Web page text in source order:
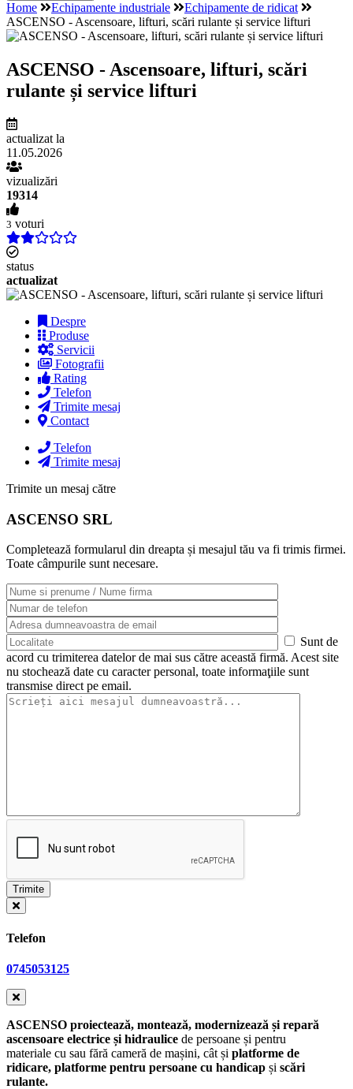
Home Echipamente industriale
Echipamente de ridicat
ASCENSO - Ascensoare, lifturi, scări rulante și service lifturi
ASCENSO - Ascensoare, lifturi, scări
rulante și service lifturi
actualizat la
11.05.2026
vizualizări
19314
3 voturi
status
actualizat
Despre
Produse
Servicii
Fotografii
Rating
Telefon
Trimite mesaj
Contact
Telefon
Trimite mesaj
Trimite un mesaj către
ASCENSO SRL
Completează formularul din dreapta și mesajul tău va fi trimis firmei.
Toate câmpurile sunt necesare.
Sunt de
acord cu trimiterea datelor de mai sus către această firmă. Acest site
nu stochează date cu caracter personal, toate informaţiile sunt
transmise direct pe email.
Telefon
0745053125
ASCENSO proiectează, montează, modernizează și repară
ascensoare electrice și hidraulice de persoane și pentru
materiale cu sau fără cameră de mașini, cât și platforme de
ridicare, platforme pentru persoane cu handicap și scări
rulante.